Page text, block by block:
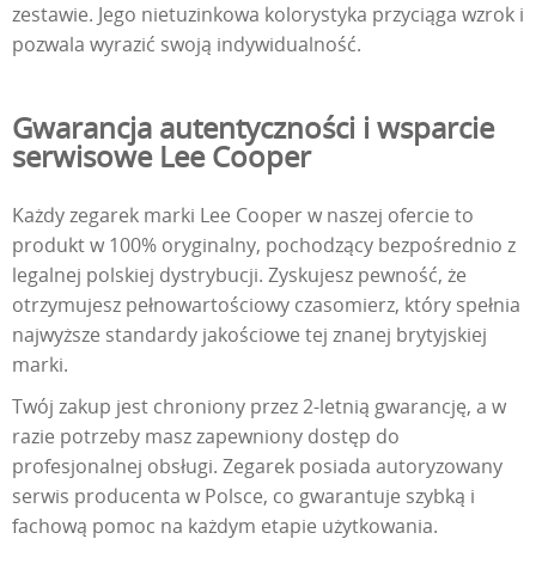
zestawie. Jego nietuzinkowa kolorystyka przyciąga wzrok i
pozwala wyrazić swoją indywidualność.
Gwarancja autentyczności i wsparcie
serwisowe Lee Cooper
Każdy zegarek marki Lee Cooper w naszej ofercie to
produkt w 100% oryginalny, pochodzący bezpośrednio z
legalnej polskiej dystrybucji. Zyskujesz pewność, że
otrzymujesz pełnowartościowy czasomierz, który spełnia
najwyższe standardy jakościowe tej znanej brytyjskiej
marki.
Twój zakup jest chroniony przez 2-letnią gwarancję, a w
razie potrzeby masz zapewniony dostęp do
profesjonalnej obsługi. Zegarek posiada autoryzowany
serwis producenta w Polsce, co gwarantuje szybką i
fachową pomoc na każdym etapie użytkowania.